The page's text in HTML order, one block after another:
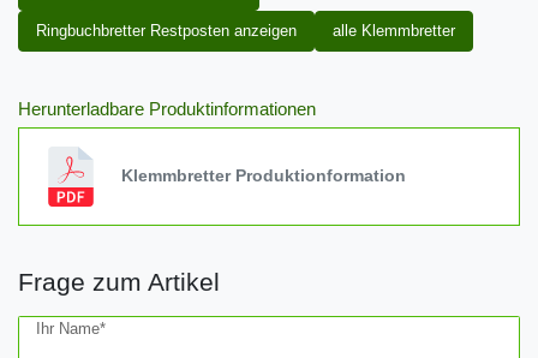
Ringbuchbretter Restposten anzeigen alle Klemmbretter
Herunterladbare Produktinformationen
Klemmbretter Produktionformation
Frage zum Artikel
Ihr Name*
Ceres::Template.mailFormHoneypotLabel